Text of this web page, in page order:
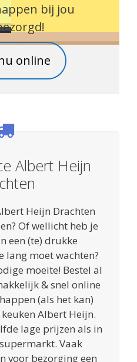
bij jou
online
Albert Heijn
Heijn Drachten
Of wellicht heb je
een (te) drukke
moet wachten?
moeite! Bestel al
& snel online
(als het kan)
Albert Heijn.
lage prijzen als in
Vaak
voor bezorging een